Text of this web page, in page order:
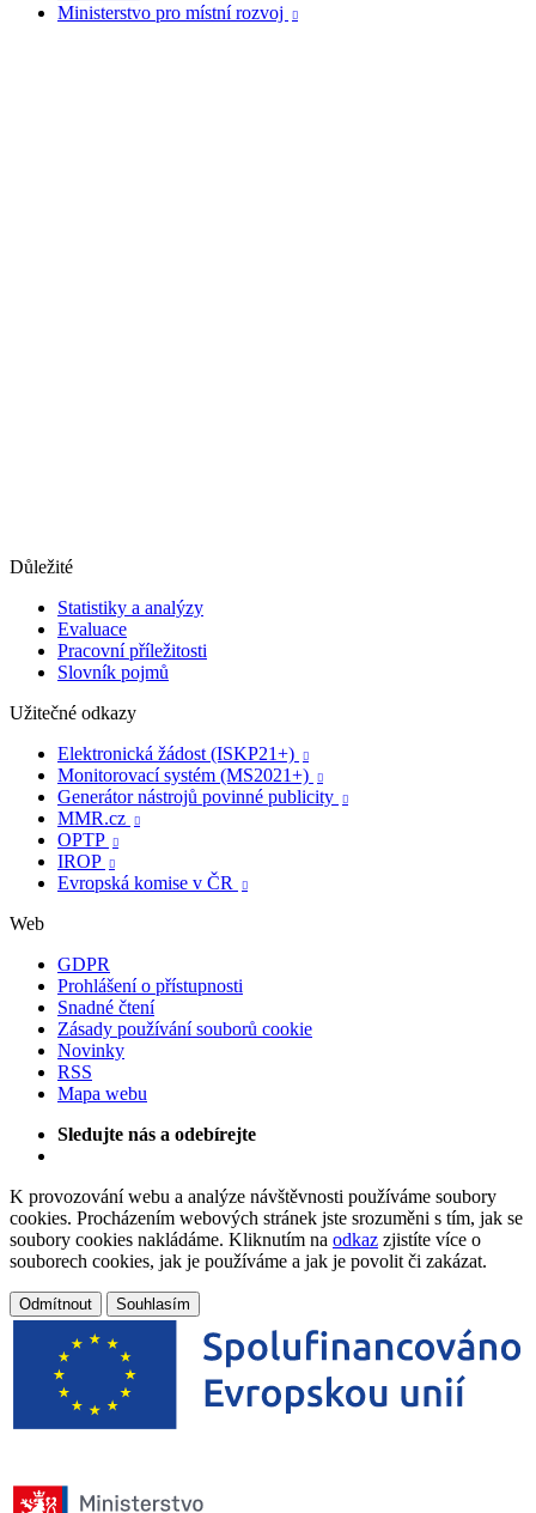
Ministerstvo pro místní rozvoj

Důležité
Statistiky a analýzy
Evaluace
Pracovní příležitosti
Slovník pojmů
Užitečné odkazy
Elektronická žádost (ISKP21+)

Monitorovací systém (MS2021+) 
Generátor nástrojů povinné publicity 
MMR.cz 
OPTP 
IROP 
Evropská komise v ČR 
Web
GDPR
Prohlášení o přístupnosti
Snadné čtení
Zásady používání souborů cookie
Novinky
RSS
Mapa webu
Sledujte nás a odebírejte
K provozování webu a analýze návštěvnosti používáme soubory
cookies. Procházením webových stránek jste srozuměni s tím, jak se
soubory cookies nakládáme. Kliknutím na odkaz zjistíte více o
souborech cookies, jak je používáme a jak je povolit či zakázat.
Odmítnout Souhlasím